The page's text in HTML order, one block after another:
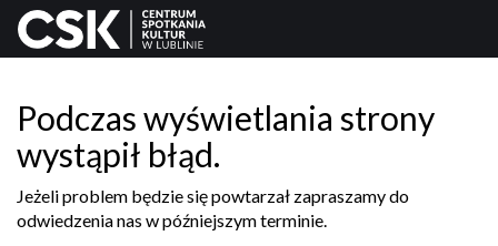
Podczas wyświetlania strony
wystąpił błąd.
Jeżeli problem będzie się powtarzał zapraszamy do
odwiedzenia nas w późniejszym terminie.